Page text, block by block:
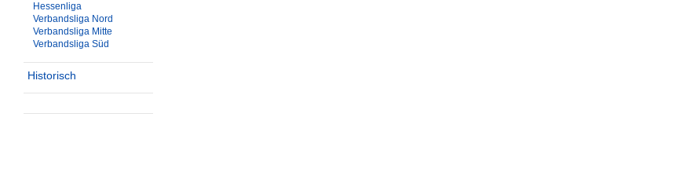
Hessenliga
Verbandsliga Nord
Verbandsliga Mitte
Verbandsliga Süd
Historisch